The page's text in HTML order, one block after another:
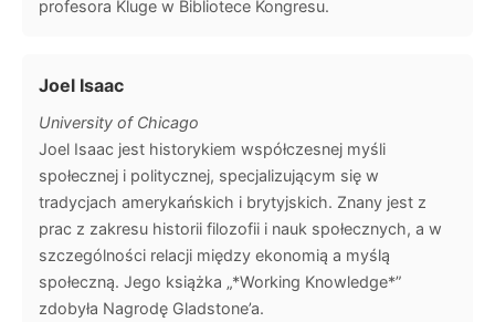
profesora Kluge w Bibliotece Kongresu.
Joel Isaac
University of Chicago
Joel Isaac jest historykiem współczesnej myśli
społecznej i politycznej, specjalizującym się w
tradycjach amerykańskich i brytyjskich. Znany jest z
prac z zakresu historii filozofii i nauk społecznych, a w
szczególności relacji między ekonomią a myślą
społeczną. Jego książka „*Working Knowledge*”
zdobyła Nagrodę Gladstone’a.